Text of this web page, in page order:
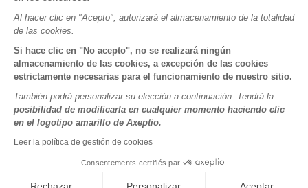
Al hacer clic en "Acepto", autorizará el almacenamiento de la totalidad
de las cookies.
Si hace clic en "No acepto", no se realizará ningún
almacenamiento de las cookies, a excepción de las cookies
estrictamente necesarias para el funcionamiento de nuestro sitio.
También podrá personalizar su elección a continuación. Tendrá la
posibilidad de modificarla en cualquier momento haciendo clic
en el logotipo amarillo de Axeptio.
Leer la política de gestión de cookies
Consentements certifiés par
Condiciones de uso #YesJanod
Reglas del juego y manuales
Piezas sueltas
Actividades infantiles para descargar
SÍGUENOS
Copyright © 2026 Janod - Todos los derechos reservados -
Menciones Legales